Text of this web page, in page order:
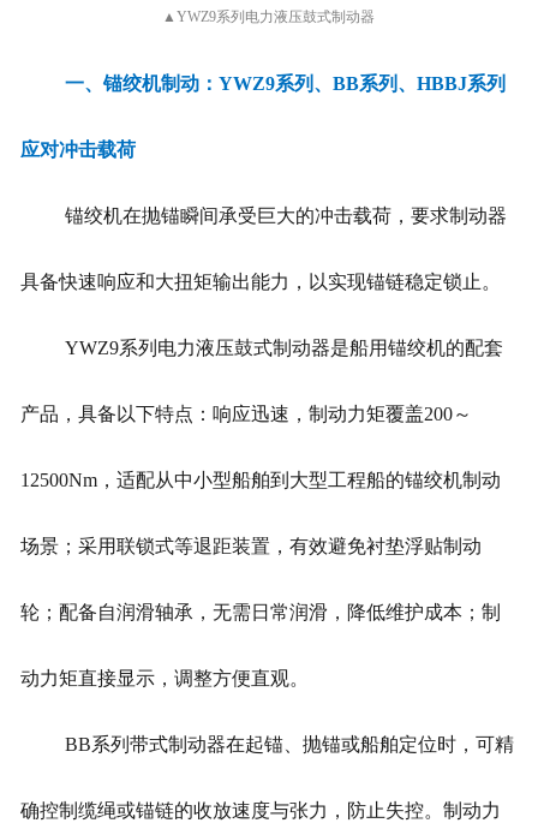
▲YWZ9系列电力液压鼓式制动器
一、锚绞机制动：YWZ9系列、BB系列、HBBJ系列
应对冲击载荷
锚绞机在抛锚瞬间承受巨大的冲击载荷，要求制动器
具备快速响应和大扭矩输出能力，以实现锚链稳定锁止。
YWZ9系列电力液压鼓式制动器是船用锚绞机的配套
产品，具备以下特点：响应迅速，制动力矩覆盖200～
12500Nm，适配从中小型船舶到大型工程船的锚绞机制动
场景；采用联锁式等退距装置，有效避免衬垫浮贴制动
轮；配备自润滑轴承，无需日常润滑，降低维护成本；制
动力矩直接显示，调整方便直观。
BB系列带式制动器在起锚、抛锚或船舶定位时，可精
确控制缆绳或锚链的收放速度与张力，防止失控。制动力